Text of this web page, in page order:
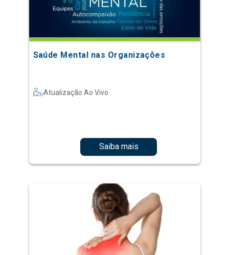
Saúde Mental nas Organizações
Atualização Ao Vivo
Saiba mais